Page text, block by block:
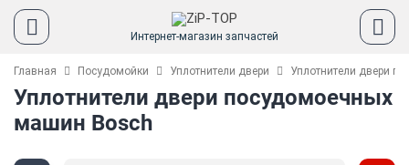
Интернет-магазин запчастей
Главная Посудомойки Уплотнители двери Уплотнители двери
Уплотнители двери посудомоечных
машин Bosch